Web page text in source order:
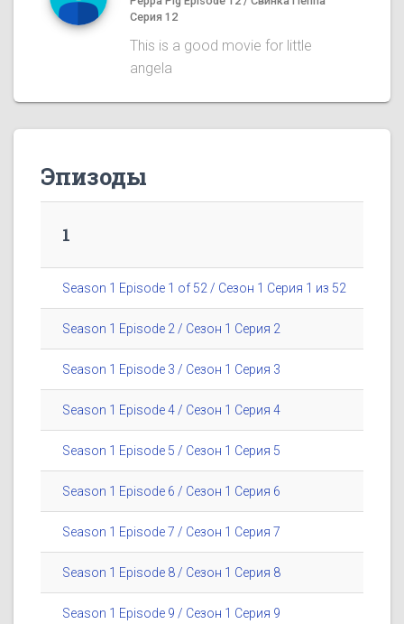
Серия 12
This is a good movie for little
angela
Эпизоды
1
Season 1 Episode 1 of 52 / Сезон 1 Серия 1 из 52
Season 1 Episode 2 / Сезон 1 Серия 2
Season 1 Episode 3 / Сезон 1 Серия 3
Season 1 Episode 4 / Сезон 1 Серия 4
Season 1 Episode 5 / Сезон 1 Серия 5
Season 1 Episode 6 / Сезон 1 Серия 6
Season 1 Episode 7 / Сезон 1 Серия 7
Season 1 Episode 8 / Сезон 1 Серия 8
Season 1 Episode 9 / Сезон 1 Серия 9